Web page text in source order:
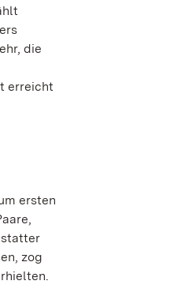
die
erreicht
ersten
zog